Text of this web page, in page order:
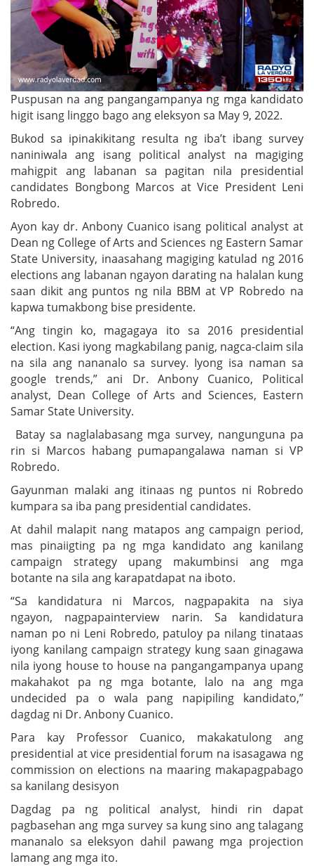
Puspusan na ang pangangampanya ng mga kandidato
higit isang linggo bago ang eleksyon sa May 9, 2022.
Bukod sa ipinakikitang resulta ng iba’t ibang survey
naniniwala ang isang political analyst na magiging
mahigpit ang labanan sa pagitan nila presidential
candidates Bongbong Marcos at Vice President Leni
Robredo.
Ayon kay dr. Anbony Cuanico isang political analyst at
Dean ng College of Arts and Sciences ng Eastern Samar
State University, inaasahang magiging katulad ng 2016
elections ang labanan ngayon darating na halalan kung
saan dikit ang puntos ng nila BBM at VP Robredo na
kapwa tumakbong bise presidente.
“Ang tingin ko, magagaya ito sa 2016 presidential
election. Kasi iyong magkabilang panig, nagca-claim sila
na sila ang nananalo sa survey. Iyong isa naman sa
google trends,” ani Dr. Anbony Cuanico, Political
analyst, Dean College of Arts and Sciences, Eastern
Samar State University.
Batay sa naglalabasang mga survey, nangunguna pa
rin si Marcos habang pumapangalawa naman si VP
Robredo.
Gayunman malaki ang itinaas ng puntos ni Robredo
kumpara sa iba pang presidential candidates.
At dahil malapit nang matapos ang campaign period,
mas pinaiigting pa ng mga kandidato ang kanilang
campaign strategy upang makumbinsi ang mga
botante na sila ang karapatdapat na iboto.
“Sa kandidatura ni Marcos, nagpapakita na siya
ngayon, nagpapainterview narin. Sa kandidatura
naman po ni Leni Robredo, patuloy pa nilang tinataas
iyong kanilang campaign strategy kung saan ginagawa
nila iyong house to house na pangangampanya upang
makahakot pa ng mga botante, lalo na ang mga
undecided pa o wala pang napipiling kandidato,”
dagdag ni Dr. Anbony Cuanico.
Para kay Professor Cuanico, makakatulong ang
presidential at vice presidential forum na isasagawa ng
commission on elections na maaring makapagpabago
sa kanilang desisyon
Dagdag pa ng political analyst, hindi rin dapat
pagbasehan ang mga survey sa kung sino ang talagang
mananalo sa eleksyon dahil pawang mga projection
lamang ang mga ito.